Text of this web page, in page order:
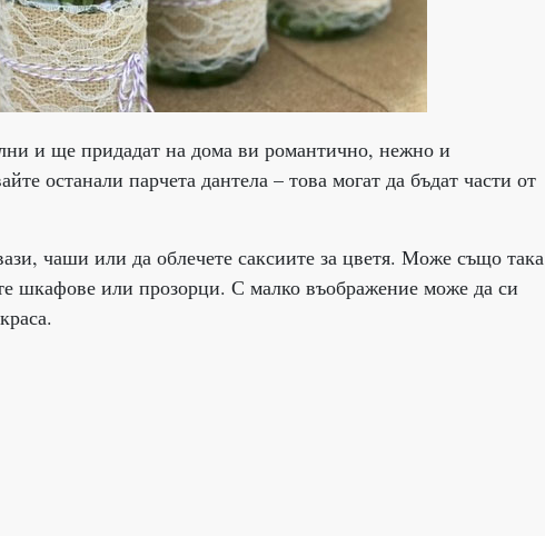
и ще придадат на дома ви романтично, нежно и
останали парчета дантела – това могат да бъдат части от
чаши или да облечете саксиите за цветя. Може също така
шкафове или прозорци. С малко въображение може да си